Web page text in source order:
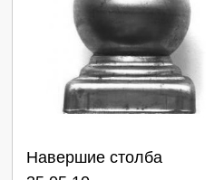
Навершие столба